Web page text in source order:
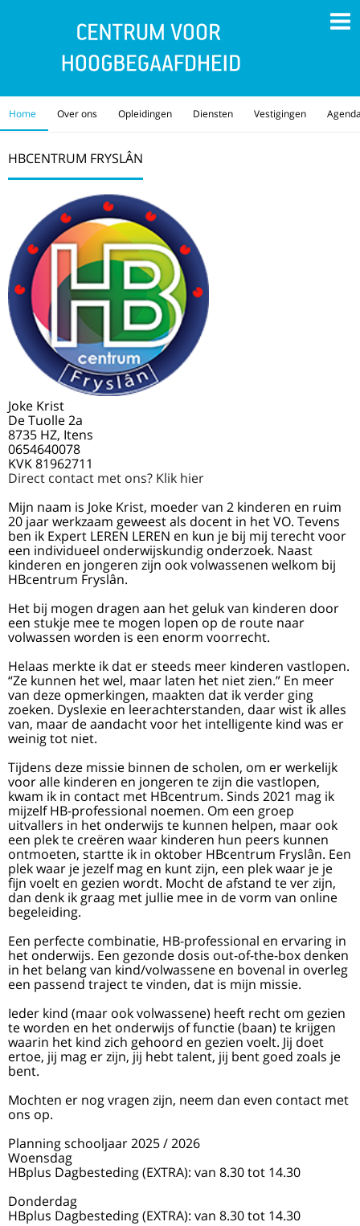
Home Over ons Opleidingen Diensten Vestigingen
HBCENTRUM FRYSLÂN
Joke Krist
De Tuolle 2a
8735 HZ, Itens
0654640078
KVK 81962711
Direct contact met ons? Klik hier
Mijn naam is Joke Krist, moeder van 2 kinderen en ruim
20 jaar werkzaam geweest als docent in het VO. Tevens
ben ik Expert LEREN LEREN en kun je bij mij terecht voor
een individueel onderwijskundig onderzoek. Naast
kinderen en jongeren zijn ook volwassenen welkom bij
HBcentrum Fryslân.
Het bij mogen dragen aan het geluk van kinderen door
een stukje mee te mogen lopen op de route naar
volwassen worden is een enorm voorrecht.
Helaas merkte ik dat er steeds meer kinderen vastlopen.
“Ze kunnen het wel, maar laten het niet zien.” En meer
van deze opmerkingen, maakten dat ik verder ging
zoeken. Dyslexie en leerachterstanden, daar wist ik alles
van, maar de aandacht voor het intelligente kind was er
weinig tot niet.
Tijdens deze missie binnen de scholen, om er werkelijk
voor alle kinderen en jongeren te zijn die vastlopen,
kwam ik in contact met HBcentrum. Sinds 2021 mag ik
mijzelf HB-professional noemen. Om een groep
uitvallers in het onderwijs te kunnen helpen, maar ook
een plek te creëren waar kinderen hun peers kunnen
ontmoeten, startte ik in oktober HBcentrum Fryslân. Een
plek waar je jezelf mag en kunt zijn, een plek waar je je
fijn voelt en gezien wordt. Mocht de afstand te ver zijn,
dan denk ik graag met jullie mee in de vorm van online
begeleiding.
Een perfecte combinatie, HB-professional en ervaring in
het onderwijs. Een gezonde dosis out-of-the-box denken
in het belang van kind/volwassene en bovenal in overleg
een passend traject te vinden, dat is mijn missie.
Ieder kind (maar ook volwassene) heeft recht om gezien
te worden en het onderwijs of functie (baan) te krijgen
waarin het kind zich gehoord en gezien voelt. Jij doet
ertoe, jij mag er zijn, jij hebt talent, jij bent goed zoals je
bent.
Mochten er nog vragen zijn, neem dan even contact met
ons op.
Planning schooljaar 2025 / 2026
Woensdag​
HBplus Dagbesteding (EXTRA): van 8.30 tot 14.30
Donderdag
HBplus Dagbesteding (EXTRA): van 8.30 tot 14.30